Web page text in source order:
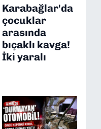
Karabağlar'da
çocuklar
arasında
bıçaklı kavga!
İki yaralı